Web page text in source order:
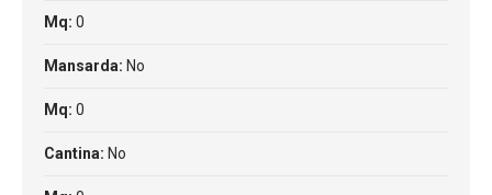
Mq: 0
Mansarda: No
Mq: 0
Cantina: No